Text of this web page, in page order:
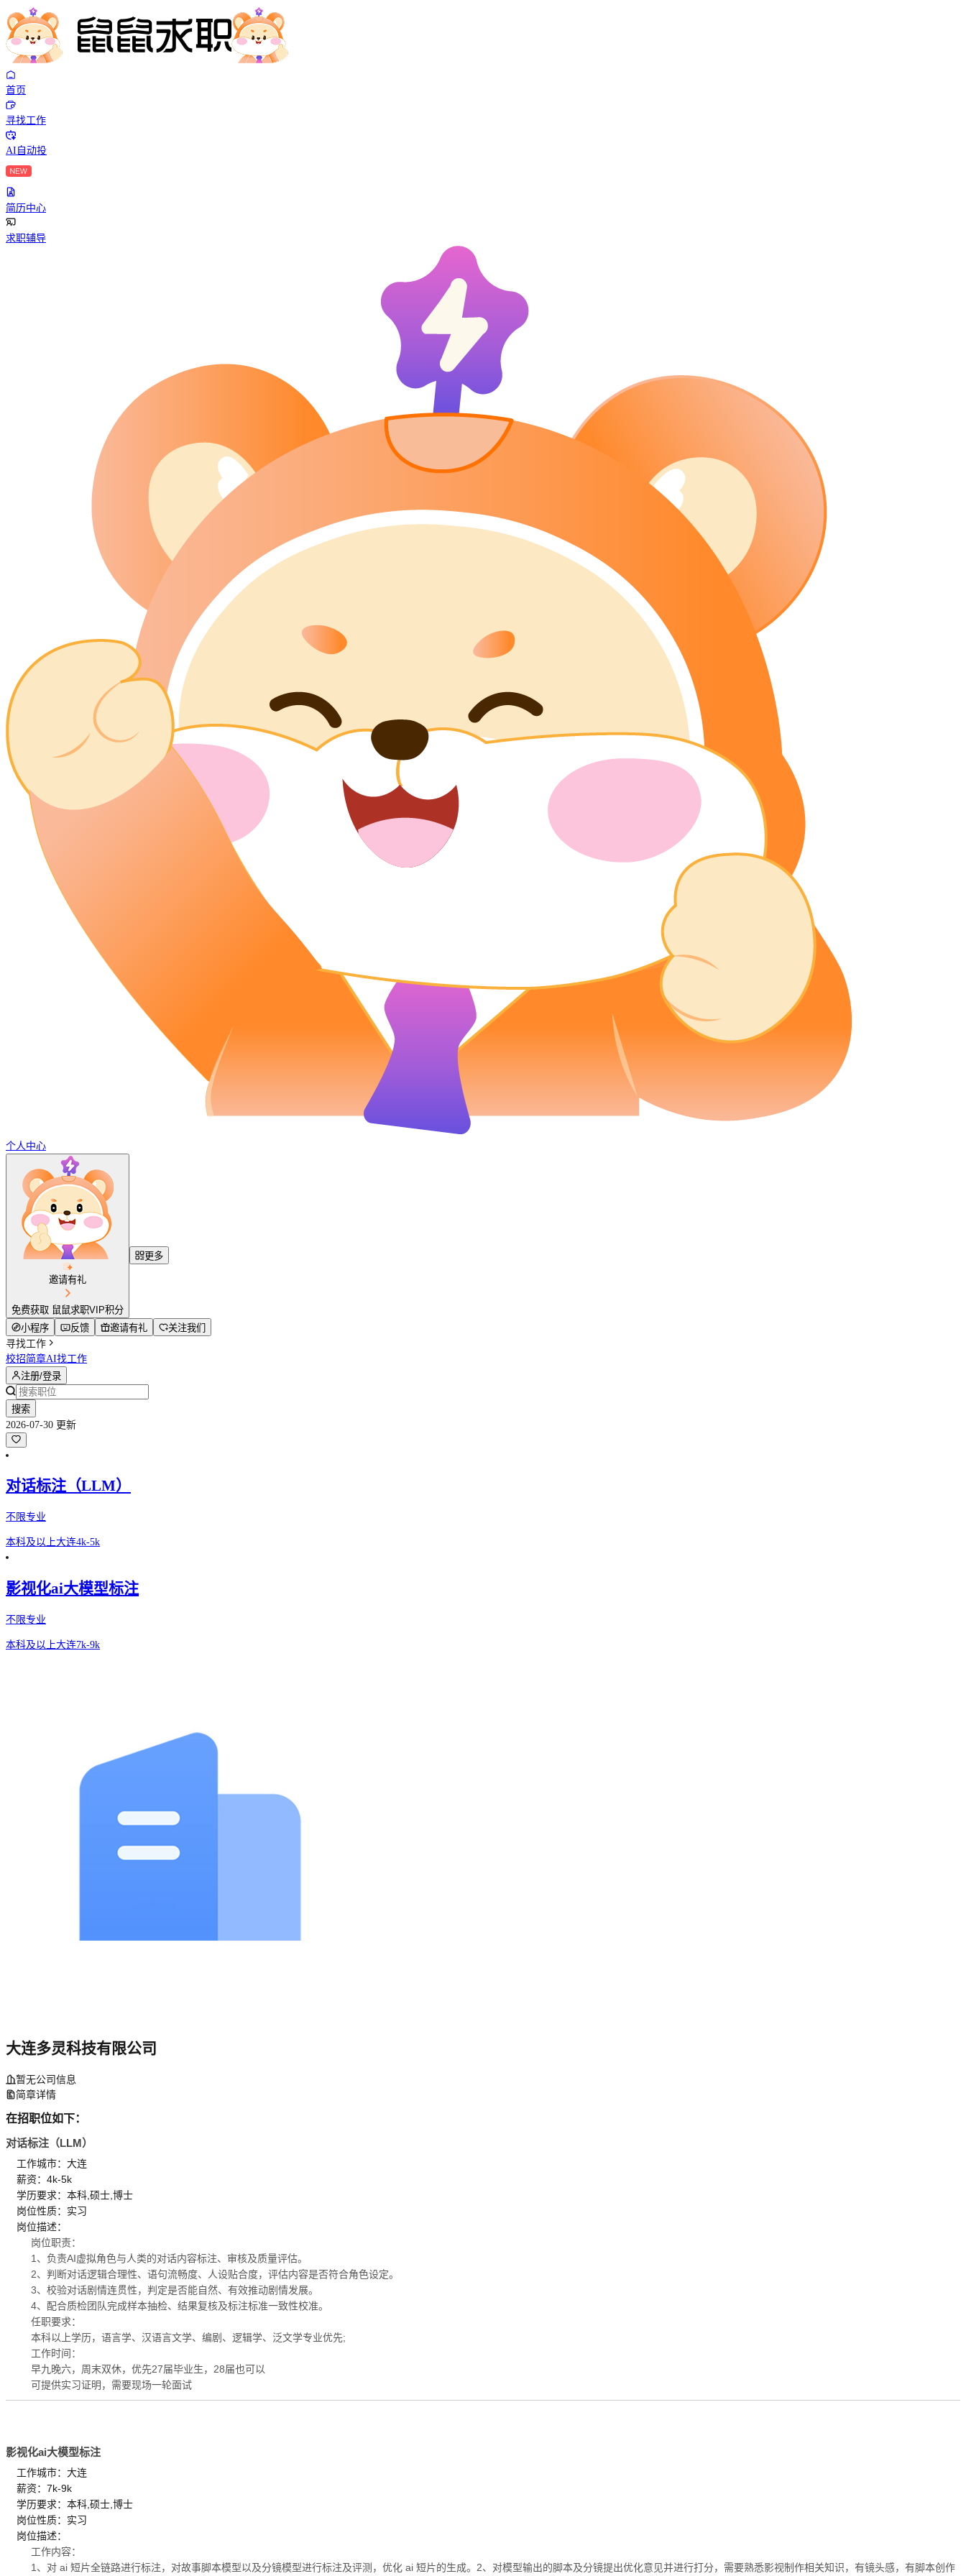
首页
寻找工作
AI自动投
简历中心
求职辅导
个人中心
邀请有礼
免费获取 鼠鼠求职VIP积分
更多
小程序 反馈 邀请有礼
关注我们
寻找工作
校招简章AI找工作
注册/登录
搜索
2026-07-30 更新
对话标注（LLM）
不限专业
本科及以上大连4k-5k
影视化ai大模型标注
不限专业
本科及以上大连7k-9k
大连多灵科技有限公司
暂无公司信息
简章详情
在招职位如下：
对话标注（LLM）
工作城市：大连
薪资：4k-5k
学历要求：本科,硕士,博士
岗位性质：实习
岗位描述：
岗位职责：
1、负责AI虚拟角色与人类的对话内容标注、审核及质量评估。
2、判断对话逻辑合理性、语句流畅度、人设贴合度，评估内容是否符合角色设定。
3、校验对话剧情连贯性，判定是否能自然、有效推动剧情发展。
4、配合质检团队完成样本抽检、结果复核及标注标准一致性校准。
任职要求：
本科以上学历，语言学、汉语言文学、编剧、逻辑学、泛文学专业优先;
工作时间：
早九晚六，周末双休，优先27届毕业生，28届也可以
可提供实习证明，需要现场一轮面试
影视化ai大模型标注
工作城市：大连
薪资：7k-9k
学历要求：本科,硕士,博士
岗位性质：实习
岗位描述：
工作内容：
1、对 ai 短片全链路进行标注，对故事脚本模型以及分镜模型进行标注及评测，优化 ai 短片的生成。2、对模型输出的脚本及分镜提出优化意见并进行打分，需要熟悉影视制作相关知识，有镜头感，有脚本创作